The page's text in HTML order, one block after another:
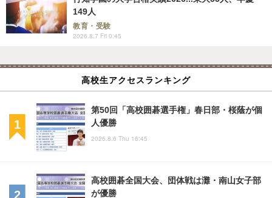
149人
教育・受験
2026.8.7 Fri 0:45
高校生アクセスランキング
第50回「高校囲碁選手権」春日部・桜蔭が個
人優勝
2026.8.6 Thu 16:45
高校囲碁全国大会、団体戦は灘・南山女子部
が優勝